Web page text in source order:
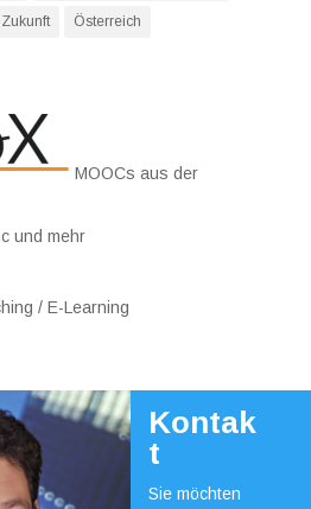
Zukunft Österreich
MOOCs aus der
und mehr
/ E-Learning
Kontak
t
Sie möchten